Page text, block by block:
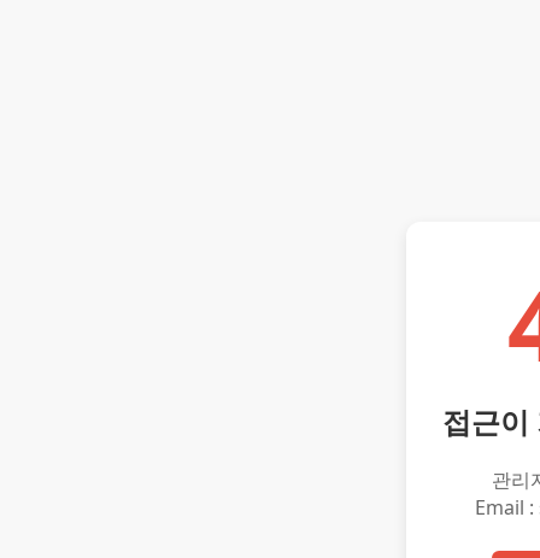
접근이
관리
Email